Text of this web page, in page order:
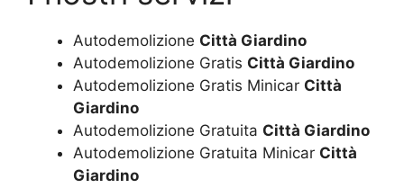
Autodemolizione Città Giardino
Autodemolizione Gratis Città Giardino
Autodemolizione Gratis Minicar Città
Giardino
Autodemolizione Gratuita Città Giardino
Autodemolizione Gratuita Minicar Città
Giardino